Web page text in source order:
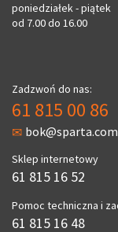
poniedziałek - piątek
od 7.00 do 16.00
Zadzwoń do nas:
61 815 00 86
Sklep internetowy
61 815 16 52
Pomoc techniczna i
61 815 16 48